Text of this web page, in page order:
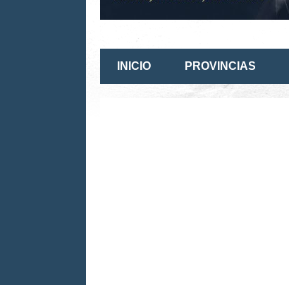
INICIO PROVINCIAS